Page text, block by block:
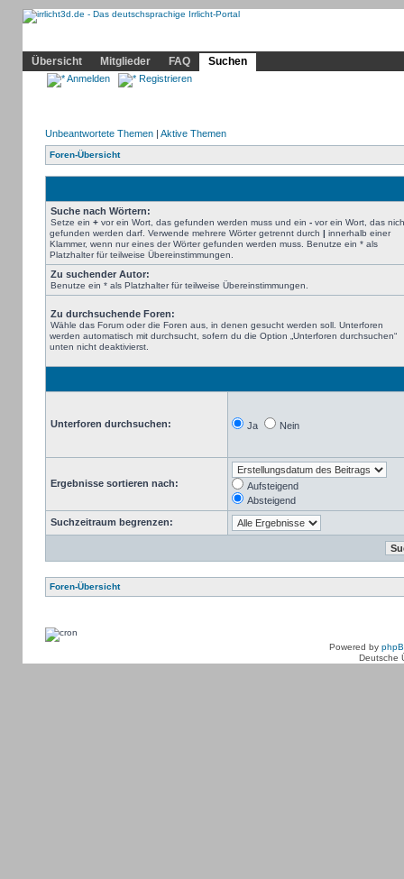
Übersicht
Mitglieder FAQ Suchen
Anmelden Registrieren
Unbeantwortete Themen| Aktive Themen
Foren-Übersicht
Suche nach Wörtern:
Setze ein +vor ein Wort, das gefunden werden muss und ein -vor ein Wort, das
gefunden werden darf. Verwende mehrere Wörter getrennt durch | innerhalb einer
Klammer, wenn nur eines der Wörter gefunden werden muss. Benutze ein * als
Platzhalter für teilweise Übereinstimmungen.
Zu suchender Autor:
Benutze ein * als Platzhalter für teilweise Übereinstimmungen.
Zu durchsuchende Foren:
Wähle das Forum oder die Foren aus, in denen gesucht werden soll. Unterforen
werden automatisch mit durchsucht, sofern du die Option „Unterforen durchsuchen“
unten nicht deaktivierst.
Unterforen durchsuchen: Ja Nein
Ergebnisse sortieren nach:
Aufsteigend
Absteigend
Suchzeitraum begrenzen:
Foren-Übersicht
Powered by
Deutsche